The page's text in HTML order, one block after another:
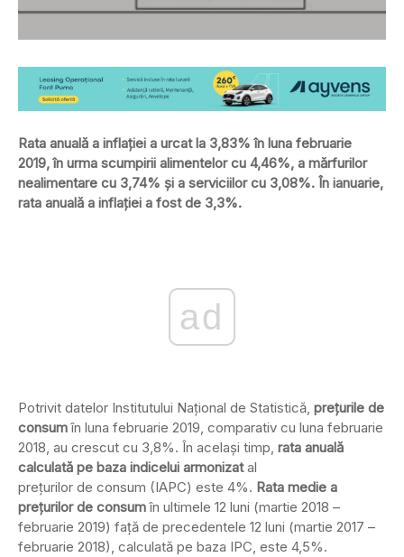
Rata anuală a inflaţiei a urcat la 3,83% în luna februarie
2019, în urma scumpirii alimentelor cu 4,46%, a mărfurilor
nealimentare cu 3,74% şi a serviciilor cu 3,08%. În ianuarie,
rata anuală a inflaţiei a fost de 3,3%.
ad
Potrivit datelor Institutului Naţional de Statistică, preţurile de
consumîn luna februarie 2019, comparativ cu luna februarie
2018, au crescut cu 3,8%. În acelaşi timp, rata anuală
calculată pe baza indicelui armonizatal
preţurilor de consum (IAPC) este 4%. Rata medie a
preţurilor de consumîn ultimele 12 luni (martie 2018 –
februarie 2019) faţă de precedentele 12 luni (martie 2017 –
februarie 2018), calculată pe baza IPC, este 4,5%.